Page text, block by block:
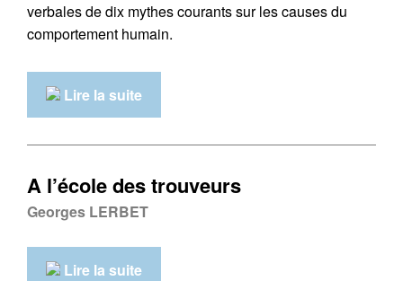
verbales de dix mythes courants sur les causes du
comportement humain.
Lire la suite
A l’école des trouveurs
Georges LERBET
Lire la suite